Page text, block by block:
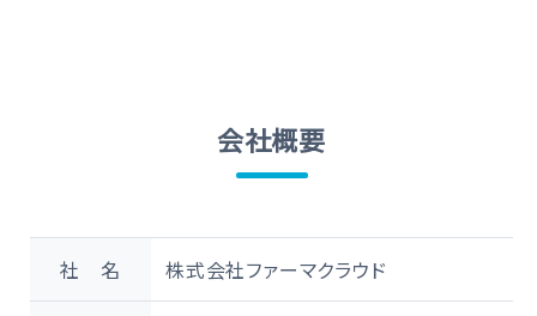
会社概要
社 名 株式会社ファーマクラウド